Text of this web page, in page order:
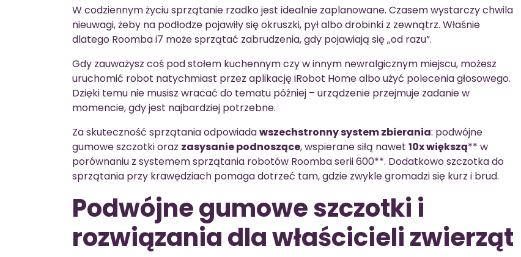
W codziennym życiu sprzątanie rzadko jest idealnie zaplanowane. Czasem wystarczy chwila
nieuwagi, żeby na podłodze pojawiły się okruszki, pył albo drobinki z zewnątrz. Właśnie
dlatego Roomba i7 może sprzątać zabrudzenia, gdy pojawiają się „od razu”.
Gdy zauważysz coś pod stołem kuchennym czy w innym newralgicznym miejscu, możesz
uruchomić robot natychmiast przez aplikację iRobot Home albo użyć polecenia głosowego.
Dzięki temu nie musisz wracać do tematu później – urządzenie przejmuje zadanie w
momencie, gdy jest najbardziej potrzebne.
Za skuteczność sprzątania odpowiadawszechstronny system zbierania: podwójne
gumowe szczotki oraz zasysanie podnoszące, wspierane siłą nawet 10x większą** w
porównaniu z systemem sprzątania robotów Roomba serii 600**. Dodatkowo szczotka do
sprzątania przy krawędziach pomaga dotrzeć tam, gdzie zwykle gromadzi się kurz i brud.
Podwójne gumowe szczotki i
rozwiązania dla właścicieli zwierząt